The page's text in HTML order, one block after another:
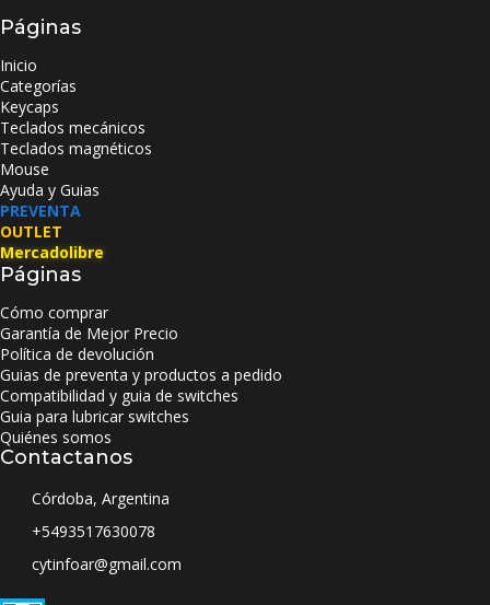
Páginas
Inicio
Categorías
Keycaps
Teclados mecánicos
Teclados magnéticos
Mouse
Ayuda y Guias
PREVENTA
OUTLET
Mercadolibre
Páginas
Cómo comprar
Garantía de Mejor Precio
Política de devolución
Guias de preventa y productos a pedido
Compatibilidad y guia de switches
Guia para lubricar switches
Quiénes somos
Contactanos
Córdoba, Argentina
+5493517630078
cytinfoar@gmail.com